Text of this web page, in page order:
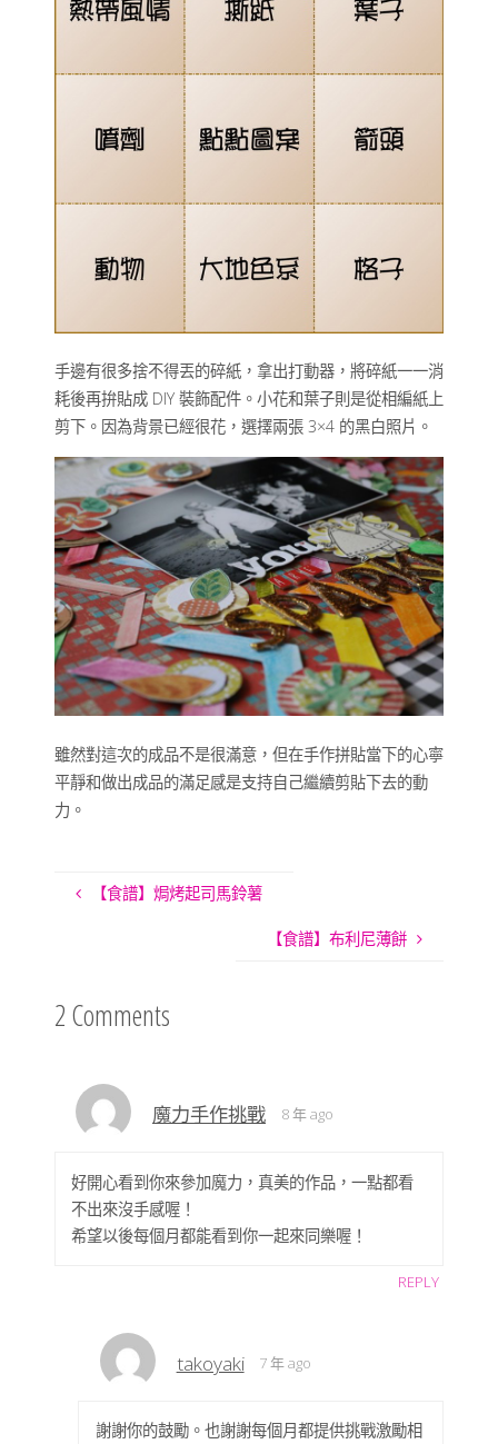
手邊有很多捨不得丟的碎紙，拿出打動器，將碎紙一一消
耗後再拚貼成 DIY 裝飾配件。小花和葉子則是從相編紙上
剪下。因為背景已經很花，選擇兩張 3×4 的黑白照片。
雖然對這次的成品不是很滿意，但在手作拼貼當下的心寧
平靜和做出成品的滿足感是支持自己繼續剪貼下去的動
力。
【食譜】焗烤起司馬鈴薯
【食譜】布利尼薄餅
2 Comments
魔力手作挑戰 8 年 ago
好開心看到你來參加魔力，真美的作品，一點都看
不出來沒手感喔！
希望以後每個月都能看到你一起來同樂喔！
REPLY
takoyaki 7 年 ago
謝謝你的鼓勵。也謝謝每個月都提供挑戰激勵相